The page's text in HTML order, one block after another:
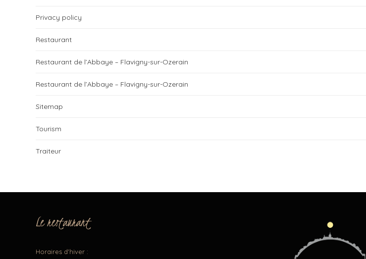
Privacy policy
Restaurant
Restaurant de l’Abbaye – Flavigny-sur-Ozerain
Restaurant de l’Abbaye – Flavigny-sur-Ozerain
Sitemap
Tourism
Traiteur
Le restaurant
Horaires d'hiver :